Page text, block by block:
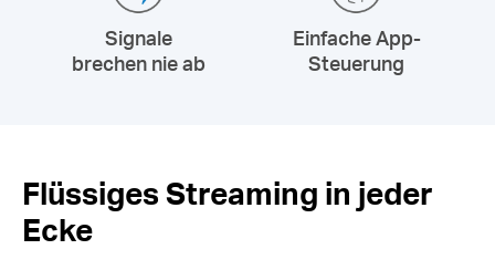
Signale
brechen nie ab
Einfache App-
Steuerung
Flüssiges Streaming in jeder
Ecke